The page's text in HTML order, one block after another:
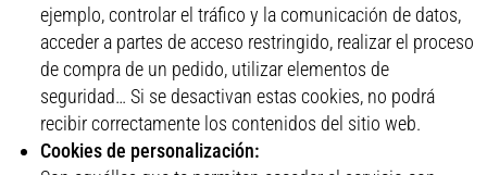
ejemplo, controlar el tráfico y la comunicación de datos,
acceder a partes de acceso restringido, realizar el proceso
de compra de un pedido, utilizar elementos de
seguridad… Si se desactivan estas cookies, no podrá
recibir correctamente los contenidos del sitio web.
Cookies de personalización: